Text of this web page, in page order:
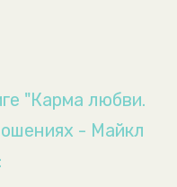
"Карма любви.
- Майкл